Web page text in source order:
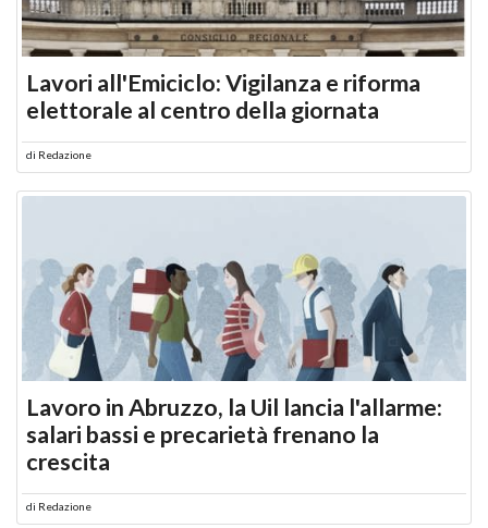
Lavori all'Emiciclo: Vigilanza e riforma
elettorale al centro della giornata
di Redazione
Lavoro in Abruzzo, la Uil lancia l'allarme:
salari bassi e precarietà frenano la
crescita
di Redazione